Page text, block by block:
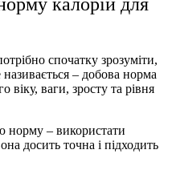
спочатку зрозуміти,
називається – добова норма
віку, ваги, зросту та рівня
норму – використати
досить точна і підходить